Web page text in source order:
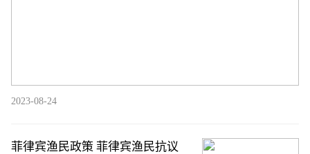
2023-08-24
菲律宾渔民政策 菲律宾渔民抗议